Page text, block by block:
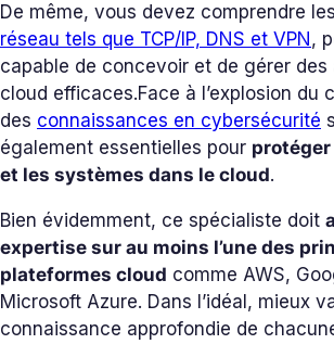
De même, vous devez comprendre les
réseau tels que TCP/IP, DNS et VPN ,
capable de concevoir et de gérer
cloud efficaces.Face à l’explosion du
des connaissances en cybersécurité
également essentielles pour protéger
et les systèmes dans le cloud.
Bien évidemment, ce spécialiste doit
expertise sur au moins l’une des
plateformes cloud comme AWS,
Microsoft Azure. Dans l’idéal, mieux
connaissance approfondie de